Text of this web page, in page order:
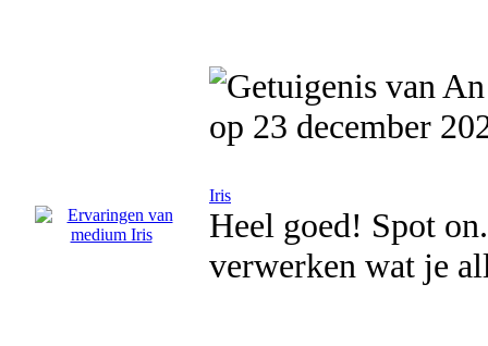
op 23 december
Iris
Heel goed! Spot
verwerken wat je